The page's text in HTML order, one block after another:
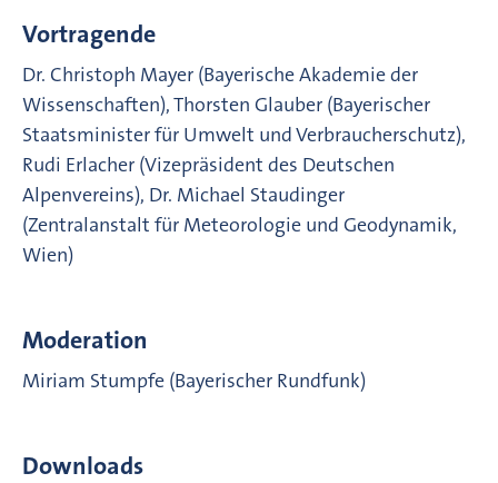
Vortragende
Dr. Christoph Mayer (Bayerische Akademie der
Wissenschaften), Thorsten Glauber (Bayerischer
Staatsminister für Umwelt und Verbraucherschutz),
Rudi Erlacher (Vizepräsident des Deutschen
Alpenvereins), Dr. Michael Staudinger
(Zentralanstalt für Meteorologie und Geodynamik,
Wien)
Moderation
Miriam Stumpfe (Bayerischer Rundfunk)
Downloads